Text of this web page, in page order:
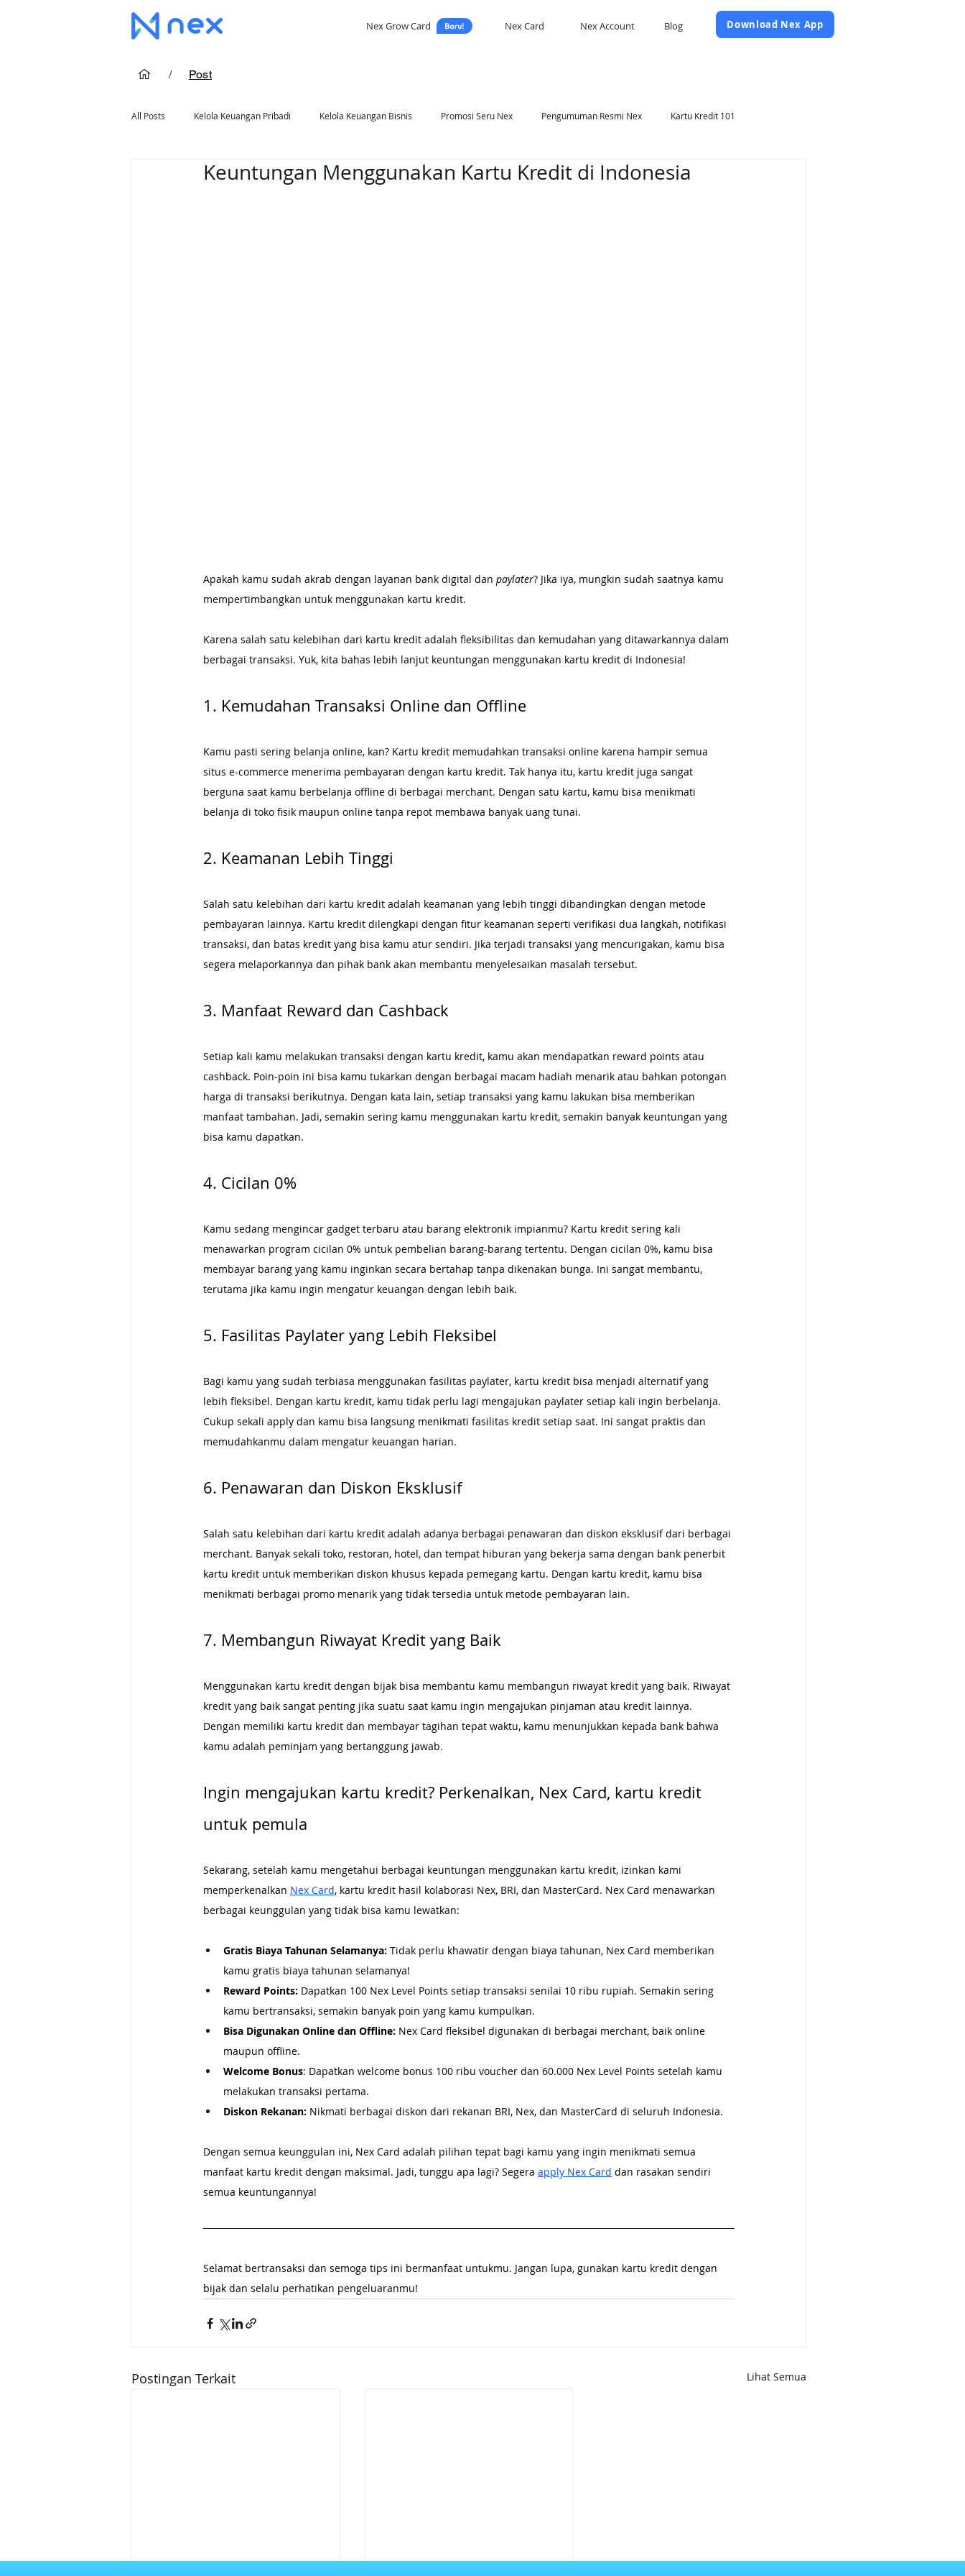
Daftar Sekarang
Nex Grow Card Nex Card Nex Account Blog Download Nex App
/ Post
All Posts Kelola Keuangan Pribadi Kelola Keuangan Bisnis Promosi Seru Nex Pengumuman Resmi Nex Kartu Kredit 101
Cara Pakai Kartu Kredit Rekomendasi Nex Self Development
Keuntungan Menggunakan Kartu Kredit di Indonesia
Apakah kamu sudah akrab dengan layanan bank digital dan paylater? Jika iya, mungkin sudah saatnya kamu
mempertimbangkan untuk menggunakan kartu kredit.
Karena salah satu kelebihan dari kartu kredit adalah fleksibilitas dan kemudahan yang ditawarkannya dalam
berbagai transaksi. Yuk, kita bahas lebih lanjut keuntungan menggunakan kartu kredit di Indonesia!
1. Kemudahan Transaksi Online dan Offline
Kamu pasti sering belanja online, kan? Kartu kredit memudahkan transaksi online karena hampir semua
situs e-commerce menerima pembayaran dengan kartu kredit. Tak hanya itu, kartu kredit juga sangat
berguna saat kamu berbelanja offline di berbagai merchant. Dengan satu kartu, kamu bisa menikmati
belanja di toko fisik maupun online tanpa repot membawa banyak uang tunai.
2. Keamanan Lebih Tinggi
Salah satu kelebihan dari kartu kredit adalah keamanan yang lebih tinggi dibandingkan dengan metode
pembayaran lainnya. Kartu kredit dilengkapi dengan fitur keamanan seperti verifikasi dua langkah, notifikasi
transaksi, dan batas kredit yang bisa kamu atur sendiri. Jika terjadi transaksi yang mencurigakan, kamu bisa
segera melaporkannya dan pihak bank akan membantu menyelesaikan masalah tersebut.
3. Manfaat Reward dan Cashback
Setiap kali kamu melakukan transaksi dengan kartu kredit, kamu akan mendapatkan reward points atau
cashback. Poin-poin ini bisa kamu tukarkan dengan berbagai macam hadiah menarik atau bahkan potongan
harga di transaksi berikutnya. Dengan kata lain, setiap transaksi yang kamu lakukan bisa memberikan
manfaat tambahan. Jadi, semakin sering kamu menggunakan kartu kredit, semakin banyak keuntungan yang
bisa kamu dapatkan.
4. Cicilan 0%
Kamu sedang mengincar gadget terbaru atau barang elektronik impianmu? Kartu kredit sering kali
menawarkan program cicilan 0% untuk pembelian barang-barang tertentu. Dengan cicilan 0%, kamu bisa
membayar barang yang kamu inginkan secara bertahap tanpa dikenakan bunga. Ini sangat membantu,
terutama jika kamu ingin mengatur keuangan dengan lebih baik.
5. Fasilitas Paylater yang Lebih Fleksibel
Bagi kamu yang sudah terbiasa menggunakan fasilitas paylater, kartu kredit bisa menjadi alternatif yang
lebih fleksibel. Dengan kartu kredit, kamu tidak perlu lagi mengajukan paylater setiap kali ingin berbelanja.
Cukup sekali apply dan kamu bisa langsung menikmati fasilitas kredit setiap saat. Ini sangat praktis dan
memudahkanmu dalam mengatur keuangan harian.
6. Penawaran dan Diskon Eksklusif
Salah satu kelebihan dari kartu kredit adalah adanya berbagai penawaran dan diskon eksklusif dari berbagai
merchant. Banyak sekali toko, restoran, hotel, dan tempat hiburan yang bekerja sama dengan bank penerbit
kartu kredit untuk memberikan diskon khusus kepada pemegang kartu. Dengan kartu kredit, kamu bisa
menikmati berbagai promo menarik yang tidak tersedia untuk metode pembayaran lain.
7. Membangun Riwayat Kredit yang Baik
Menggunakan kartu kredit dengan bijak bisa membantu kamu membangun riwayat kredit yang baik. Riwayat
kredit yang baik sangat penting jika suatu saat kamu ingin mengajukan pinjaman atau kredit lainnya.
Dengan memiliki kartu kredit dan membayar tagihan tepat waktu, kamu menunjukkan kepada bank bahwa
kamu adalah peminjam yang bertanggung jawab.
Ingin mengajukan kartu kredit? Perkenalkan, Nex Card, kartu kredit
untuk pemula
Sekarang, setelah kamu mengetahui berbagai keuntungan menggunakan kartu kredit, izinkan kami
memperkenalkan Nex Card, kartu kredit hasil kolaborasi Nex, BRI, dan MasterCard. Nex Card menawarkan
berbagai keunggulan yang tidak bisa kamu lewatkan:
Gratis Biaya Tahunan Selamanya: Tidak perlu khawatir dengan biaya tahunan, Nex Card memberikan
kamu gratis biaya tahunan selamanya!
Reward Points: Dapatkan 100 Nex Level Points setiap transaksi senilai 10 ribu rupiah. Semakin sering
kamu bertransaksi, semakin banyak poin yang kamu kumpulkan.
Bisa Digunakan Online dan Offline: Nex Card fleksibel digunakan di berbagai merchant, baik online
maupun offline.
Welcome Bonus: Dapatkan welcome bonus 100 ribu voucher dan 60.000 Nex Level Points setelah kamu
melakukan transaksi pertama.
Diskon Rekanan: Nikmati berbagai diskon dari rekanan BRI, Nex, dan MasterCard di seluruh Indonesia.
Dengan semua keunggulan ini, Nex Card adalah pilihan tepat bagi kamu yang ingin menikmati semua
manfaat kartu kredit dengan maksimal. Jadi, tunggu apa lagi? Segera apply Nex Card dan rasakan sendiri
semua keuntungannya!
Selamat bertransaksi dan semoga tips ini bermanfaat untukmu. Jangan lupa, gunakan kartu kredit dengan
bijak dan selalu perhatikan pengeluaranmu!
Postingan Terkait Lihat Semua